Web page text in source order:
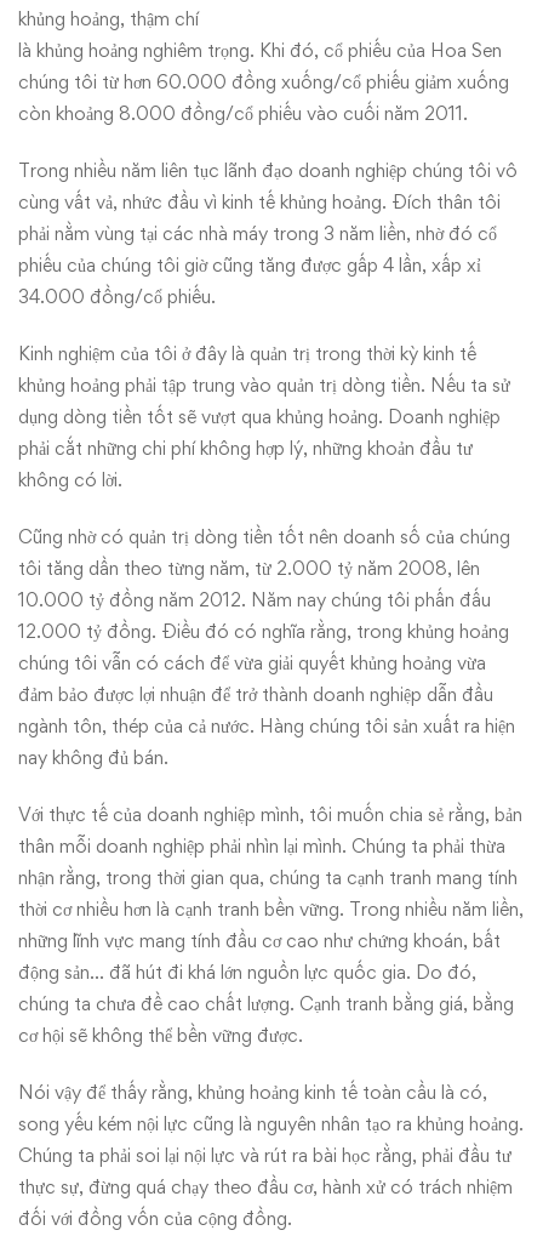
khủng hoảng, thậm chí
là khủng hoảng nghiêm trọng. Khi đó, cổ phiếu của Hoa Sen
chúng tôi từ hơn 60.000 đồng xuống/cổ phiếu giảm xuống
còn khoảng 8.000 đồng/cổ phiếu vào cuối năm 2011.
Trong nhiều năm liên tục lãnh đạo doanh nghiệp chúng tôi vô
cùng vất vả, nhức đầu vì kinh tế khủng hoảng. Đích thân tôi
phải nằm vùng tại các nhà máy trong 3 năm liền, nhờ đó cổ
phiếu của chúng tôi giờ cũng tăng được gấp 4 lần, xấp xỉ
34.000 đồng/cổ phiếu.
Kinh nghiệm của tôi ở đây là quản trị trong thời kỳ kinh tế
khủng hoảng phải tập trung vào quản trị dòng tiền. Nếu ta sử
dụng dòng tiền tốt sẽ vượt qua khủng hoảng. Doanh nghiệp
phải cắt những chi phí không hợp lý, những khoản đầu tư
không có lời.
Cũng nhờ có quản trị dòng tiền tốt nên doanh số của chúng
tôi tăng dần theo từng năm, từ 2.000 tỷ năm 2008, lên
10.000 tỷ đồng năm 2012. Năm nay chúng tôi phấn đấu
12.000 tỷ đồng. Điều đó có nghĩa rằng, trong khủng hoảng
chúng tôi vẫn có cách để vừa giải quyết khủng hoảng vừa
đảm bảo được lợi nhuận để trở thành doanh nghiệp dẫn đầu
ngành tôn, thép của cả nước. Hàng chúng tôi sản xuất ra hiện
nay không đủ bán.
Với thực tế của doanh nghiệp mình, tôi muốn chia sẻ rằng, bản
thân mỗi doanh nghiệp phải nhìn lại mình. Chúng ta phải thừa
nhận rằng, trong thời gian qua, chúng ta cạnh tranh mang tính
thời cơ nhiều hơn là cạnh tranh bền vững. Trong nhiều năm liền,
những lĩnh vực mang tính đầu cơ cao như chứng khoán, bất
động sản… đã hút đi khá lớn nguồn lực quốc gia. Do đó,
chúng ta chưa đề cao chất lượng. Cạnh tranh bằng giá, bằng
cơ hội sẽ không thể bền vững được.
Nói vậy để thấy rằng, khủng hoảng kinh tế toàn cầu là có,
song yếu kém nội lực cũng là nguyên nhân tạo ra khủng hoảng.
Chúng ta phải soi lại nội lực và rút ra bài học rằng, phải đầu tư
thực sự, đừng quá chạy theo đầu cơ, hành xử có trách nhiệm
đối với đồng vốn của cộng đồng.